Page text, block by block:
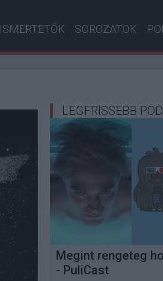
ISMERTETŐK SOROZATOK
LEGFRISSEBB
Megint rengeteg
- PuliCast